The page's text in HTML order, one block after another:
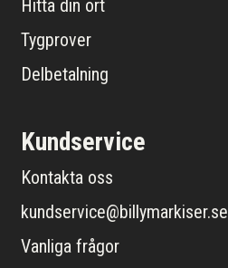
Hitta din ort
Tygprover
Delbetalning
Kundservice
Kontakta oss
kundservice@billymarkiser.se
Vanliga frågor